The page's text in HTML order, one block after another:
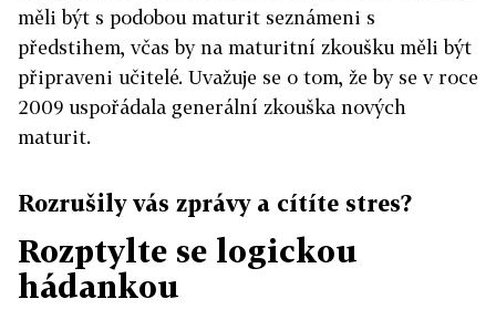
měli být s podobou maturit seznámeni s
předstihem, včas by na maturitní zkoušku měli být
připraveni učitelé. Uvažuje se o tom, že by se v roce
2009 uspořádala generální zkouška nových
maturit.
Rozrušily vás zprávy a cítíte stres?
Rozptylte se logickou
hádankou